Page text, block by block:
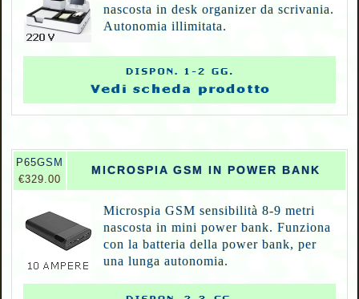
nascosta in desk organizer da scrivania.
Autonomia illimitata.
P65GSM
€329.00
MICROSPIA GSM IN POWER BANK
Microspia GSM sensibilità 8-9 metri
nascosta in mini power bank. Funziona
con la batteria della power bank, per
una lunga autonomia.